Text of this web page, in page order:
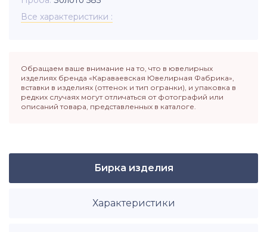
Все характеристики
Обращаем ваше внимание на то, что в ювелирных
изделиях бренда «Караваевская Ювелирная Фабрика»,
вставки в изделиях (оттенок и тип огранки), и упаковка в
редких случаях могут отличаться от фотографий или
описаний товара, представленных в каталоге.
Бирка изделия
Характеристики